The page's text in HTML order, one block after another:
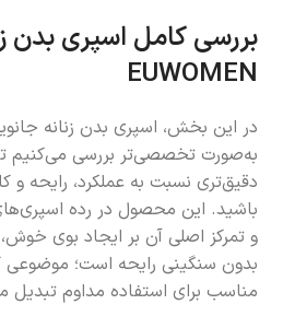
بررسی کامل اسپری بدن
EUWOMEN
در این بخش، اسپری بدن زنانه
به‌صورت تخصصی‌تر بررسی می‌کنیم
دقیق‌تری نسبت به عملکرد، رایحه و
باشید. این محصول در رده
و تمرکز اصلی آن بر ایجاد بوی
بدون سنگینی رایحه است؛ موضوعی
مناسب برای استفاده مداوم تبدیل